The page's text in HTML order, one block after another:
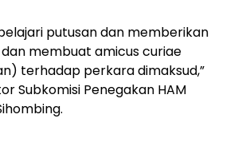
putusan dan memberikan
membuat amicus curiae
terhadap perkara dimaksud,”
Subkomisi Penegakan HAM